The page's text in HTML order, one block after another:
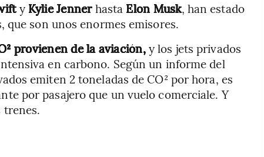
y Kylie Jennerhasta Elon Musk, han estado
son unos enormes emisores.
provienen de la aviación,y los jets privados
en carbono. Según un informe del
emiten 2 toneladas de CO² por hora, es
por pasajero que un vuelo comerciale. Y
trenes.